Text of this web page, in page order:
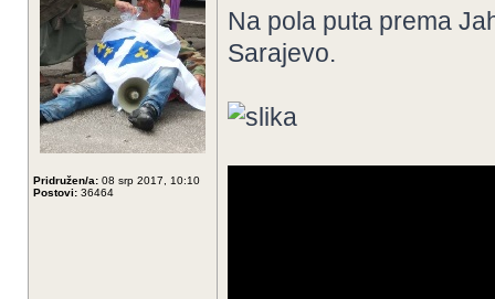
Pridružen/a: 08 srp 2017, 10:10
Postovi: 36464
Na pola puta prema
Sarajevo.